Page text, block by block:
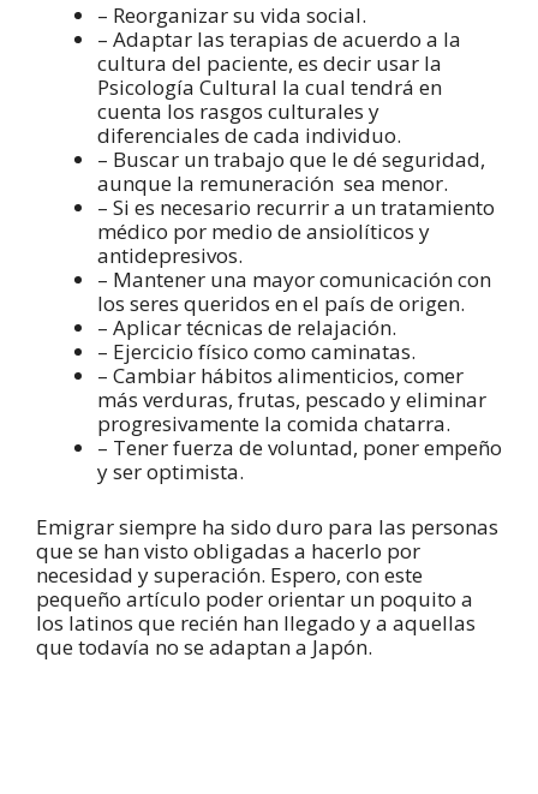
– Reorganizar su vida social.
– Adaptar las terapias de acuerdo a la
cultura del paciente, es decir usar la
Psicología Cultural la cual tendrá en
cuenta los rasgos culturales y
diferenciales de cada individuo.
– Buscar un trabajo que le dé seguridad,
aunque la remuneración sea menor.
– Si es necesario recurrir a un tratamiento
médico por medio de ansiolíticos y
antidepresivos.
– Mantener una mayor comunicación con
los seres queridos en el país de origen.
– Aplicar técnicas de relajación.
– Ejercicio físico como caminatas.
– Cambiar hábitos alimenticios, comer
más verduras, frutas, pescado y eliminar
progresivamente la comida chatarra.
– Tener fuerza de voluntad, poner empeño
y ser optimista.
Emigrar siempre ha sido duro para las personas
que se han visto obligadas a hacerlo por
necesidad y superación. Espero, con este
pequeño artículo poder orientar un poquito a
los latinos que recién han llegado y a aquellas
que todavía no se adaptan a Japón.